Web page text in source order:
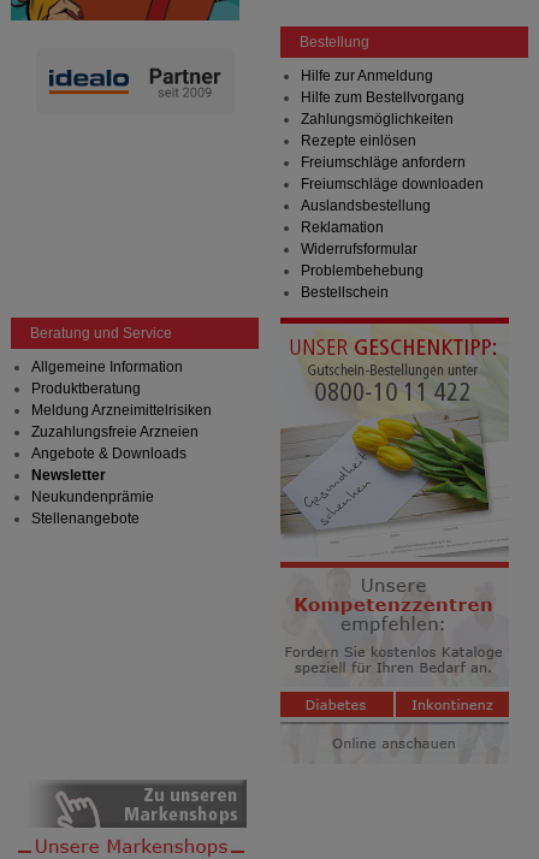
Bestellung
Hilfe zur Anmeldung
Hilfe zum Bestellvorgang
Zahlungsmöglichkeiten
Rezepte einlösen
Freiumschläge anfordern
Freiumschläge downloaden
Auslandsbestellung
Reklamation
Widerrufsformular
Problembehebung
Bestellschein
Beratung und Service
Allgemeine Information
Produktberatung
Meldung Arzneimittelrisiken
Zuzahlungsfreie Arzneien
Angebote & Downloads
Newsletter
Neukundenprämie
Stellenangebote